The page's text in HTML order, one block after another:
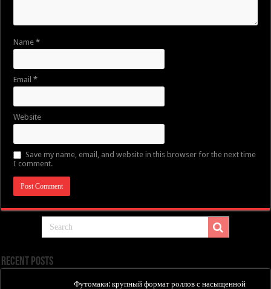
Name*
Email*
Website
Save my name, email, and website in this browser for the next time
I comment.
Recent Posts
Футомаки: крупный формат роллов с насыщенной